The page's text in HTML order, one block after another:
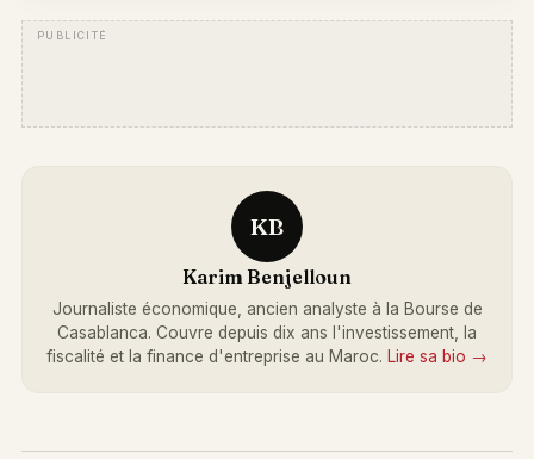
KB
Karim Benjelloun
Journaliste économique, ancien analyste à la Bourse de
Casablanca. Couvre depuis dix ans l'investissement, la
fiscalité et la finance d'entreprise au Maroc. Lire sa bio →